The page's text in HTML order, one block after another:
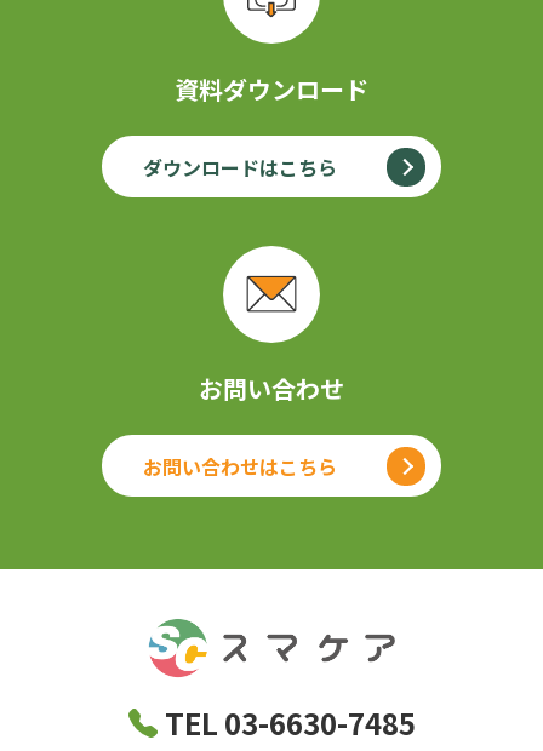
資料ダウンロード
ダウンロードはこちら
お問い合わせ
お問い合わせはこちら
TEL 03-6630-7485